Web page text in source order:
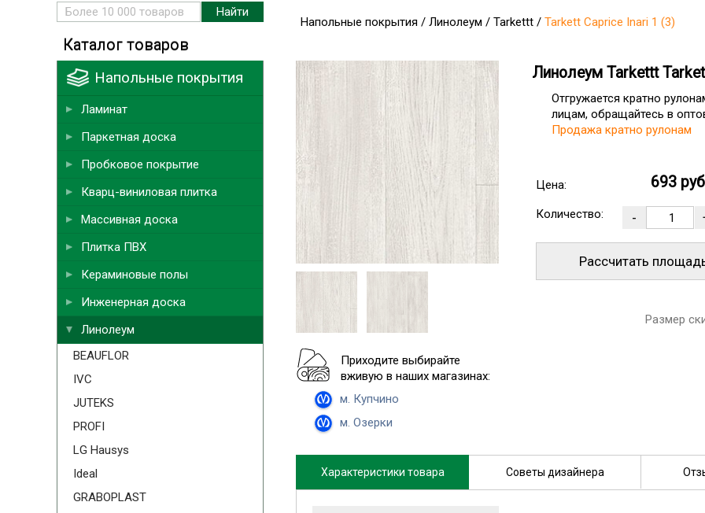
Напольные покрытия / Линолеум / Tarkettt / Tarkett Caprice Inari 1 (3)
Приходите выбирайте
вживую в наших магазинах:
м. Купчино
м. Озерки
Линолеум Tarkettt
Отгружается кратно
лицам, обращайтесь в
Продажа кратно рулонам
Цена: 693
Количество:
Рассчитать
Размер
Характеристики товара Советы дизайнера
Каталог товаров
Напольные покрытия
Ламинат
Паркетная доска
Пробковое покрытие
Кварц-виниловая плитка
Массивная доска
Плитка ПВХ
Кераминовые полы
Инженерная доска
Линолеум
BEAUFLOR
IVC
JUTEKS
PROFI
LG Hausys
Ideal
GRABOPLAST